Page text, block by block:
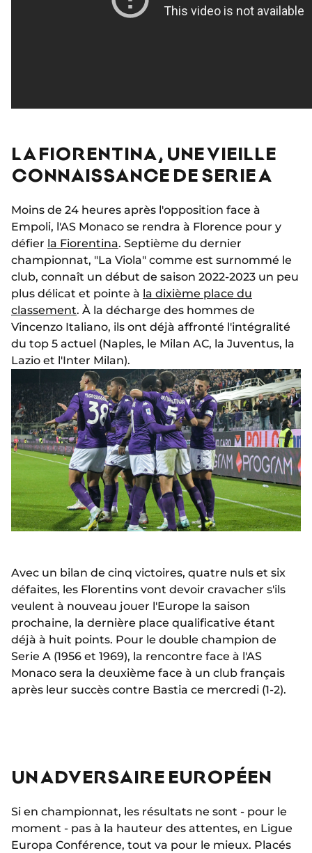
LA FIORENTINA, UNE VIEILLE
CONNAISSANCE DE SERIE A
Moins de 24 heures après l'opposition face à
Empoli, l'AS Monaco se rendra à Florence pour y
défier la Fiorentina. Septième du dernier
championnat, "La Viola" comme est surnommé le
club, connaît un début de saison 2022-2023 un peu
plus délicat et pointe à la dixième place du
classement. À la décharge des hommes de
Vincenzo Italiano, ils ont déjà affronté l'intégralité
du top 5 actuel (Naples, le Milan AC, la Juventus, la
Lazio et l'Inter Milan).
Avec un bilan de cinq victoires, quatre nuls et six
défaites, les Florentins vont devoir cravacher s'ils
veulent à nouveau jouer l'Europe la saison
prochaine, la dernière place qualificative étant
déjà à huit points. Pour le double champion de
Serie A (1956 et 1969), la rencontre face à l'AS
Monaco sera la deuxième face à un club français
après leur succès contre Bastia ce mercredi (1-2).
UN ADVERSAIRE EUROPÉEN
Si en championnat, les résultats ne sont - pour le
moment - pas à la hauteur des attentes, en Ligue
Europa Conférence, tout va pour le mieux. Placés